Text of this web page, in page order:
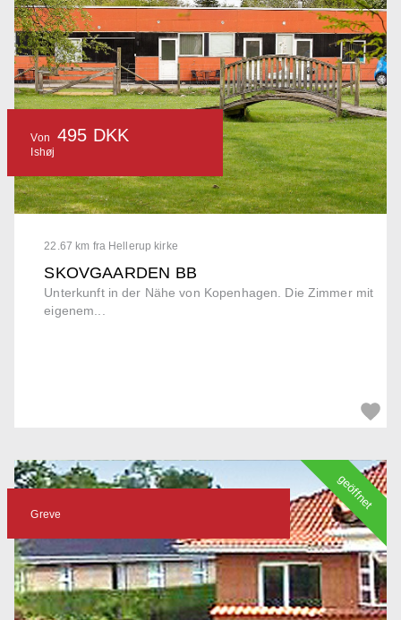
22.67 km fra Hellerup kirke
SKOVGAARDEN BB
Unterkunft in der Nähe von Kopenhagen. Die Zimmer mit
eigenem...
Von 495 DKK
Ishøj
Greve
geöffnet